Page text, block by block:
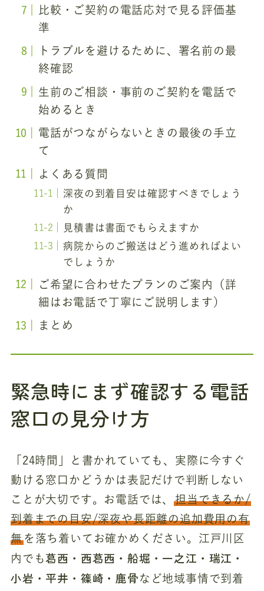
比較・ご契約の電話応対で見る評価基
準
トラブルを避けるために、署名前の最
終確認
生前のご相談・事前のご契約を電話で
始めるとき
電話がつながらないときの最後の手立
て
よくある質問
深夜の到着目安は確認すべきでしょう
か
見積書は書面でもらえますか
病院からのご搬送はどう進めればよい
でしょうか
ご希望に合わせたプランのご案内（詳
細はお電話で丁寧にご説明します）
まとめ
緊急時にまず確認する電話
窓口の見分け方
「24時間」と書かれていても、実際に今すぐ
動ける窓口かどうかは表記だけで判断しない
ことが大切です。お電話では、担当できるか/
到着までの目安/深夜や長距離の追加費用の有
無を落ち着いてお確かめください。江戸川区
内でも葛西・西葛西・船堀・一之江・瑞江・
小岩・平井・篠崎・鹿骨 など地域事情で到着